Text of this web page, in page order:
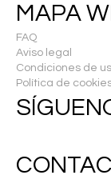
MAPA
FAQ
Aviso legal
Condiciones de
Política de